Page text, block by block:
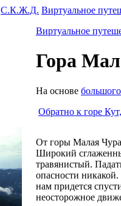
С.К.Ж.Д. Виртуальное
Виртуальное
Гора
На основе
Обратно к горе
От горы Малая
Широкий
травянистый.
опасности никакой.
нам придется
неосторожное